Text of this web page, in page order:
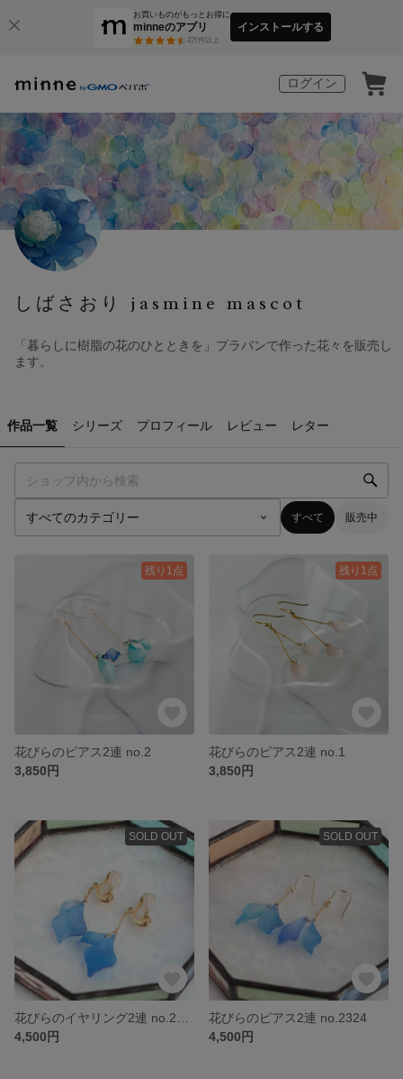
お買いものがもっとお得に
minneのアプリ
3万件以上
インストールする
ログイン
しばさおり jasmine mascot
「暮らしに樹脂の花のひとときを」プラバンで作った花々を販売し
ます。
作品一覧 シリーズ プロフィール レビュー レター
すべて 販売中
残り1点
花びらのピアス2連 no.2
3,850円
残り1点
花びらのピアス2連 no.1
3,850円
SOLD OUT
4,500円
SOLD OUT
花びらのピアス2連 no.2324
4,500円